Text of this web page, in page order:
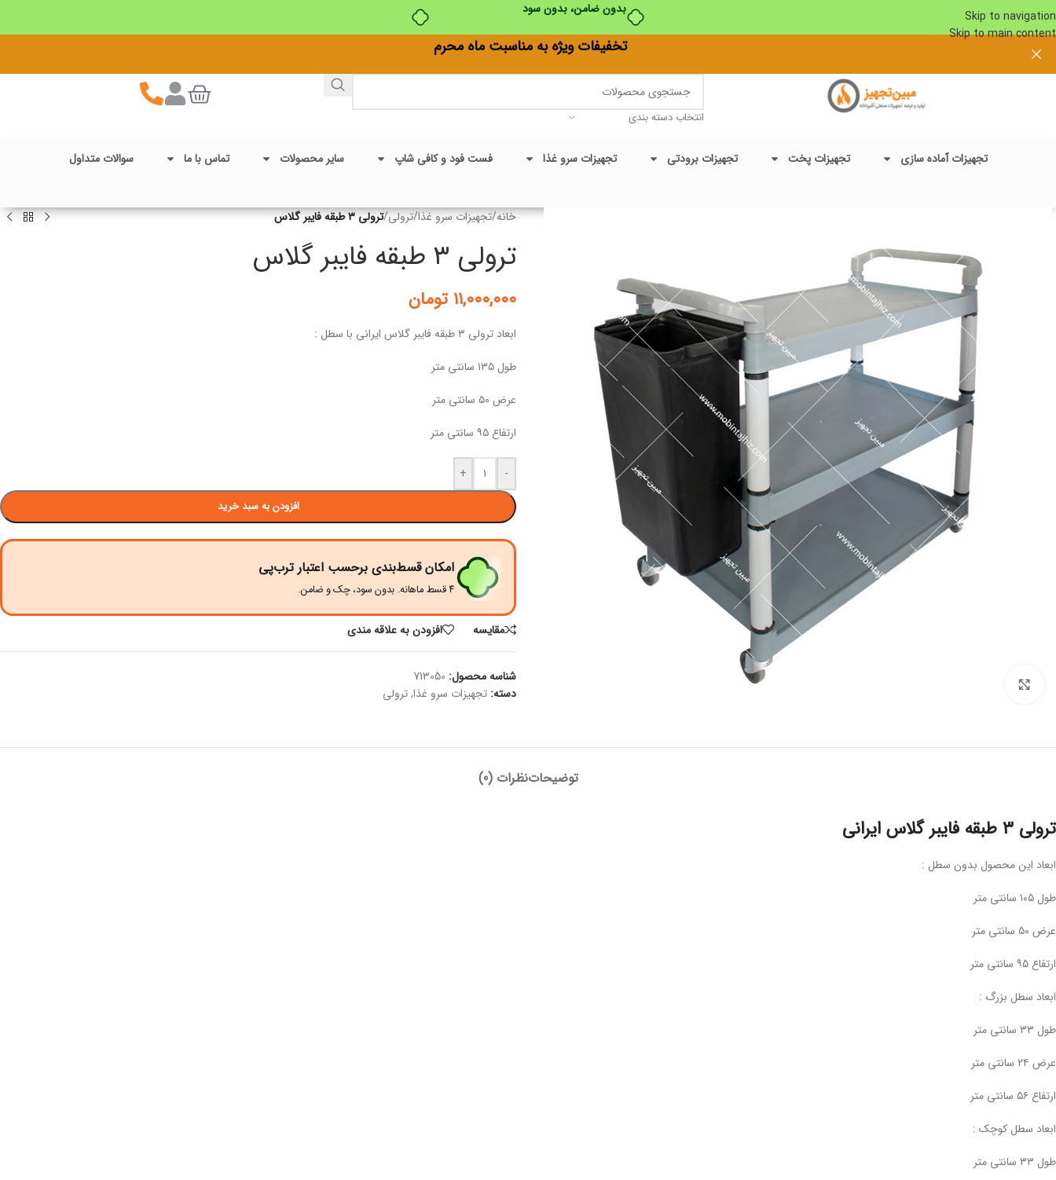
بدون ضامن، بدون سود
Skip to navigation
Skip to main content
تخفیفات ویژه به مناسبت ماه محرم
انتخاب دسته بندی
تجهیزات آماده سازی تجهیزات پخت تجهیزات برودتی تجهیزات سرو غذا فست فود و کافی شاپ سایر محصولات تماس با ما سوالات متداول
خانه/تجهیزات سرو غذا/ترولی/ترولی ۳ طبقه فایبر گلاس
ترولی ۳ طبقه فایبر گلاس
۱۱,۰۰۰,۰۰۰ تومان
ابعاد ترولی ۳ طبقه فایبر گلاس ایرانی با سطل :
طول ۱۳۵ سانتی متر
عرض ۵۰ سانتی متر
ارتفاع ۹۵ سانتی متر
-
+
افزودن به سبد خرید
امکان قسط‌بندی برحسب اعتبار ترب‌پی
۴ قسط ماهانه. بدون سود، چک و ضامن.
مقايسه افزودن به علاقه مندی
شناسه محصول: 713050
دسته: تجهیزات سرو غذا,ترولی
توضیحاتنظرات (0)
ترولی ۳ طبقه فایبر گلاس ایرانی
ابعاد این محصول بدون سطل :
طول ۱۰۵ سانتی متر
عرض ۵۰ سانتی متر
ارتفاع ۹۵ سانتی متر
ابعاد سطل بزرگ :
طول ۳۳ سانتی متر
عرض ۲۴ سانتی متر
ارتفاع ۵۶ سانتی متر
ابعاد سطل کوچک :
طول ۳۳ سانتی متر